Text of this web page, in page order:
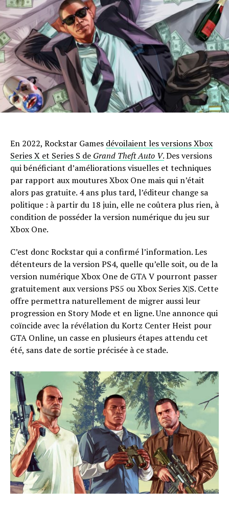
En 2022, Rockstar Games dévoilaient les versions Xbox
Series X et Series S de Grand Theft Auto V.Des versions
qui bénéficiant d’améliorations visuelles et techniques
par rapport aux moutures Xbox One mais qui n’était
alors pas gratuite. 4 ans plus tard, l’éditeur change sa
politique : à partir du 18 juin, elle ne coûtera plus rien, à
condition de posséder la version numérique du jeu sur
Xbox One.
C’est donc Rockstar qui a confirmé l’information. Les
détenteurs de la version PS4, quelle qu’elle soit, ou de la
version numérique Xbox One de GTA V pourront passer
gratuitement aux versions PS5 ou Xbox Series X|S. Cette
offre permettra naturellement de migrer aussi leur
progression en Story Mode et en ligne. Une annonce qui
coïncide avec la révélation du Kortz Center Heist pour
GTA Online, un casse en plusieurs étapes attendu cet
été, sans date de sortie précisée à ce stade.